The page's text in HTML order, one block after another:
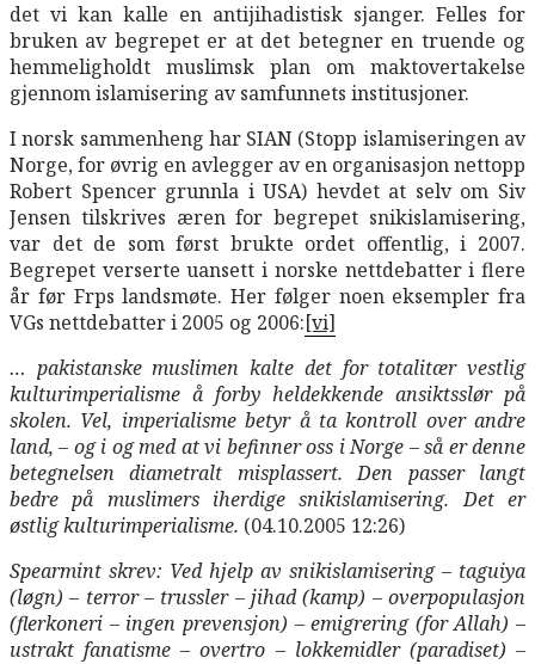
det vi kan kalle en antijihadistisk sjanger. Felles for
bruken av begrepet er at det betegner en truende og
hemmeligholdt muslimsk plan om maktovertakelse
gjennom islamisering av samfunnets institusjoner.
I norsk sammenheng har SIAN (Stopp islamiseringen av
Norge, for øvrig en avlegger av en organisasjon nettopp
Robert Spencer grunnla i USA) hevdet at selv om Siv
Jensen tilskrives æren for begrepet snikislamisering,
var det de som først brukte ordet offentlig, i 2007.
Begrepet verserte uansett i norske nettdebatter i flere
år før Frps landsmøte. Her følger noen eksempler fra
VGs nettdebatter i 2005 og 2006:[vi]
… pakistanske muslimen kalte det for totalitær vestlig
kulturimperialisme å forby heldekkende ansiktsslør på
skolen. Vel, imperialisme betyr å ta kontroll over andre
land, – og i og med at vi befinner oss i Norge – så er denne
betegnelsen diametralt misplassert. Den passer langt
bedre på muslimers iherdige snikislamisering. Det er
østlig kulturimperialisme. (04.10.2005 12:26)
Spearmint skrev: Ved hjelp av snikislamisering – taguiya
(løgn) – terror – trussler – jihad (kamp) – overpopulasjon
(flerkoneri – ingen prevensjon) – emigrering (for Allah) –
ustrakt fanatisme – overtro – lokkemidler (paradiset) –